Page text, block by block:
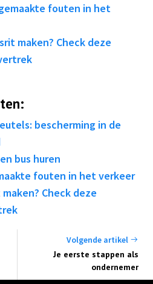
fouten in het
maken? Check deze
bescherming in de
bus huren
fouten in het verkeer
Check deze
Volgende artikel
Je eerste stappen als
ondernemer